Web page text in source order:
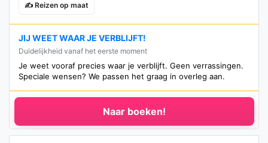
✍️ Reizen op maat
JIJ WEET WAAR JE VERBLIJFT!
Duidelijkheid vanaf het eerste moment
Je weet vooraf precies waar je verblijft. Geen verrassingen.
Speciale wensen? We passen het graag in overleg aan.
Naar boeken!